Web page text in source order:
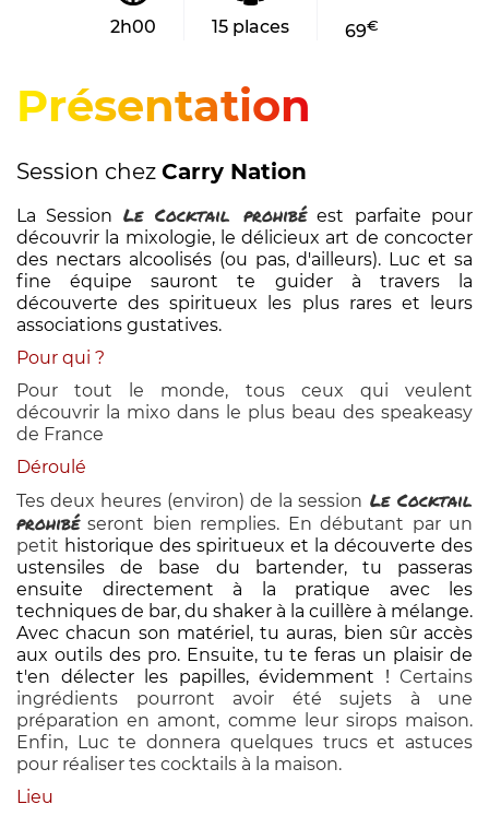
2h00 15 places 69€
Présentation
Session chez Carry Nation
La Session Le Cocktail prohibéest parfaite pour
découvrir la mixologie, le délicieux art de concocter
des nectars alcoolisés (ou pas, d'ailleurs). Luc et sa
fine équipesauront te guider à travers la
découverte des spiritueux les plus rares et leurs
associations gustatives.
Pour qui ?
Pour tout le monde, tous ceux qui veulent
découvrir la mixo dans le plus beau des speakeasy
de France
Déroulé
Tes deux heures (environ) de la session Le Cocktail
prohibé seront bien remplies. En débutant par un
petit historique des spiritueux et la découverte des
ustensiles de base du bartender, tu passeras
ensuite directement à la pratique avec les
techniques de bar, du shaker à la cuillère à mélange.
Avec chacun son matériel, tu auras, bien sûr accès
aux outils des pro. Ensuite, tu te feras un plaisir de
t'en délecter les papilles, évidemment ! Certains
ingrédients pourront avoir été sujets à une
préparation en amont, comme leur sirops maison.
Enfin, Luc te donnera quelques trucs et astuces
pour réaliser tes cocktails à la maison.
Lieu